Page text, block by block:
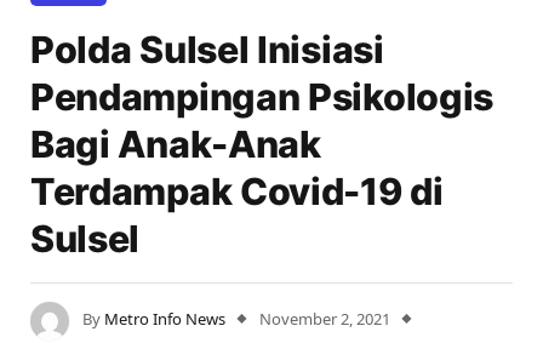
Polda Sulsel Inisiasi
Pendampingan Psikologis
Bagi Anak-Anak
Terdampak Covid-19 di
Sulsel
By Metro Info News
November 2, 2021